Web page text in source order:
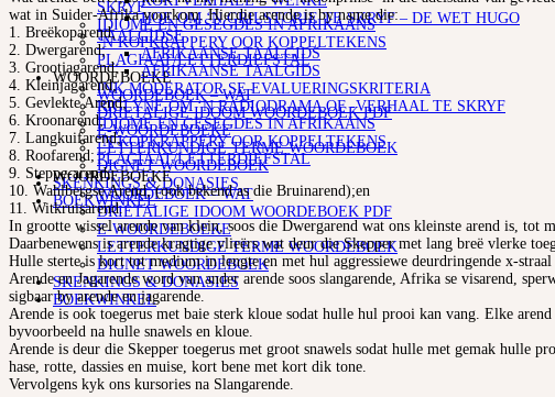
SKRYF
IDIOME EN GESEGDES IN AFRIKAANS
‘N KOPKRAPPERY OOR KOPPELTEKENS
PLAGIAAT/LETTERDIEFSTAL
WOORDEBOEKE
WOORDEBOEK – WAT
DRIETALIGE IDOOM WOORDEBOEK PDF
E-WOORDEBOEKE
LETTERKUNDIGE TERME WOORDEBOEK
DIGNET WOORDEBOEK
SKENKINGS & DONASIES
BOEKWINKEL
HOE OM ‘N GRILSTORIE TE SKRYF – DE WET HUGO
TAALGIDSE
AFRIKAANSE TAALGIDS
AFRIKAANSE TAALGIDS
INK MODERATOR SE EVALUERINGSKRITERIA
RIGLYNE OM ‘N RADIODRAMA OF -VERHAAL TE SKRYF
IDIOME EN GESEGDES IN AFRIKAANS
‘N KOPKRAPPERY OOR KOPPELTEKENS
PLAGIAAT/LETTERDIEFSTAL
WOORDEBOEKE
WOORDEBOEK – WAT
DRIETALIGE IDOOM WOORDEBOEK PDF
E-WOORDEBOEKE
LETTERKUNDIGE TERME WOORDEBOEK
DIGNET WOORDEBOEK
SKENKINGS & DONASIES
BOEKWINKEL
wat in Suider-Afrika voorkom. Hierdie arende is by name die:
1. Breëkoparend;
2. Dwergarend;
3. Grootjagarend;
4. Kleinjagarend;
5. Gevlekte Arend;
6. Kroonarend;
7. Langkuifarend;
8. Roofarend;
9. Steppe-arend;
10. Wahlbergse Arend, (ook bekend as die Bruinarend);en
11. Witkruisarend.
In grootte wissel arende van klein, soos die Dwergarend wat ons kleinste arend is, tot
Daarbenewens is arende kragtige vlieërs wat deur die Skepper met lang breë vlerke
Hulle sterte is kort tot medium in lengte en met hul aggressiewe deurdringende x-
Arende en Jagarende word van ander arende soos slangarende, Afrika se visarend,
sigbaar by arende en jagarende.
Arende is ook toegerus met baie sterk kloue sodat hulle hul prooi kan vang. Elke
byvoorbeeld na hulle snawels en kloue.
Arende is deur die Skepper toegerus met groot snawels sodat hulle met gemak hulle
hase, rotte, dassies en muise, kort bene met kort dik tone.
Vervolgens kyk ons kursories na Slangarende.